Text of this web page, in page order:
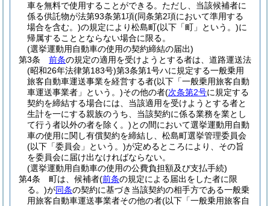
車を無料で使用することができる。 ただし、当該候補者に
係る供託物が法第93条第1項(同条第2項において準用する
場合を含む。)の規定により松島町(以下「町」という。)に
帰属することとならない場合に限る。
(選挙運動用自動車の使用の契約締結の届出)
第3条
前条の規定の適用を受けようとする者は、道路運送法
(昭和26年法律第183号)第3条第1号ハに規定する一般乗用
旅客自動車運送事業を経営する者(以下「一般乗用旅客自動
車運送事業者」という。)その他の者(次条第2号に規定する
契約を締結する場合には、当該適用を受けようとする者と
生計を一にする親族のうち、当該契約に係る業務を業とし
て行う者以外の者を除く。)との間において選挙運動用自動
車の使用に関し有償契約を締結し、松島町選挙管理委員会
(以下「委員会」という。)が定めるところにより、その旨
を委員会に届け出なければならない。
(選挙運動用自動車の使用の公費負担額及び支払手続)
第4条
町は、候補者(前条の規定による届出をした者に限
る。)が同条の契約に基づき当該契約の相手方である一般乗
用旅客自動車運送事業者その他の者(以下「一般乗用旅客自